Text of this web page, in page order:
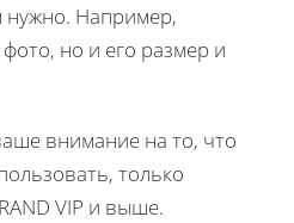
нужно. Например,
но и его размер и
внимание на то, что
только
VIP и выше.